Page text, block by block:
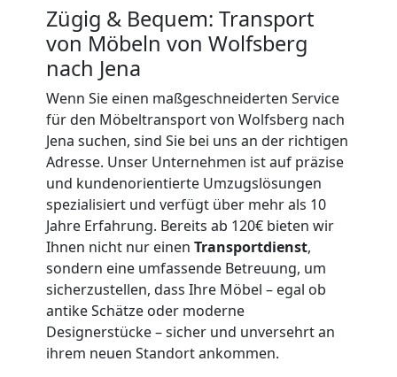
Zügig & Bequem: Transport
von Möbeln von Wolfsberg
nach Jena
Wenn Sie einen maßgeschneiderten Service
für den Möbeltransport von Wolfsberg nach
Jena suchen, sind Sie bei uns an der richtigen
Adresse. Unser Unternehmen ist auf präzise
und kundenorientierte Umzugslösungen
spezialisiert und verfügt über mehr als 10
Jahre Erfahrung. Bereits ab 120€ bieten wir
Ihnen nicht nur einen Transportdienst,
sondern eine umfassende Betreuung, um
sicherzustellen, dass Ihre Möbel – egal ob
antike Schätze oder moderne
Designerstücke – sicher und unversehrt an
ihrem neuen Standort ankommen.
Wolfsberg
Kunsttransport
Wolfsberg
Umzug
Wolfsberg
Mann